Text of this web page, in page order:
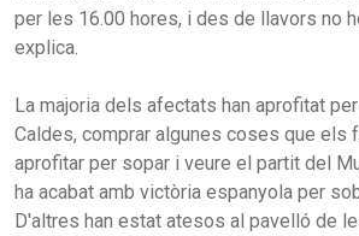
per les 16.00 hores, i des de llavors no
explica.
La majoria dels afectats han aprofitat
Caldes, comprar algunes coses que els
aprofitar per sopar i veure el partit del
ha acabat amb victòria espanyola per
D'altres han estat atesos al pavelló de